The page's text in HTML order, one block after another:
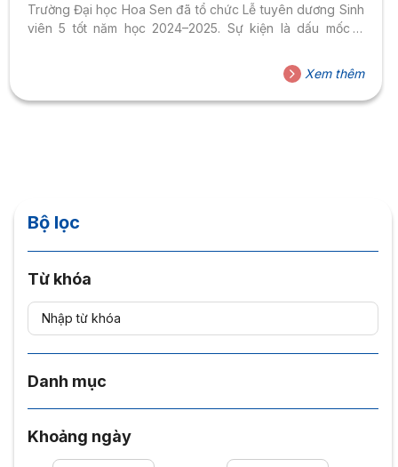
Trường Đại học Hoa Sen đã tổ chức Lễ tuyên dương Sinh
viên 5 tốt năm học 2024–2025. Sự kiện là dấu mốc ý
cống hiến bền bỉ của sinh viên HSU trong suốt một năm
học vừa qua. Sinh viên 5 tốt HSU – trưởng thành từ học
tập đến trách nhiệm xã hội Tại buổi lễ, 28...
Xem thêm
Bộ lọc
Từ khóa
Danh mục
Khoảng ngày